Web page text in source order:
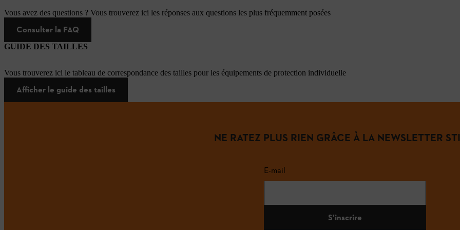
Vous avez des questions ? Vous trouverez ici les réponses aux questions les plus fréquemment posées
Consulter la FAQ
GUIDE DES TAILLES
Vous trouverez ici le tableau de correspondance des tailles pour les équipements de protection individuelle
Afficher le guide des tailles
NE RATEZ PLUS RIEN GRÂCE À LA NEWSLETTER
E-mail
S'inscrire